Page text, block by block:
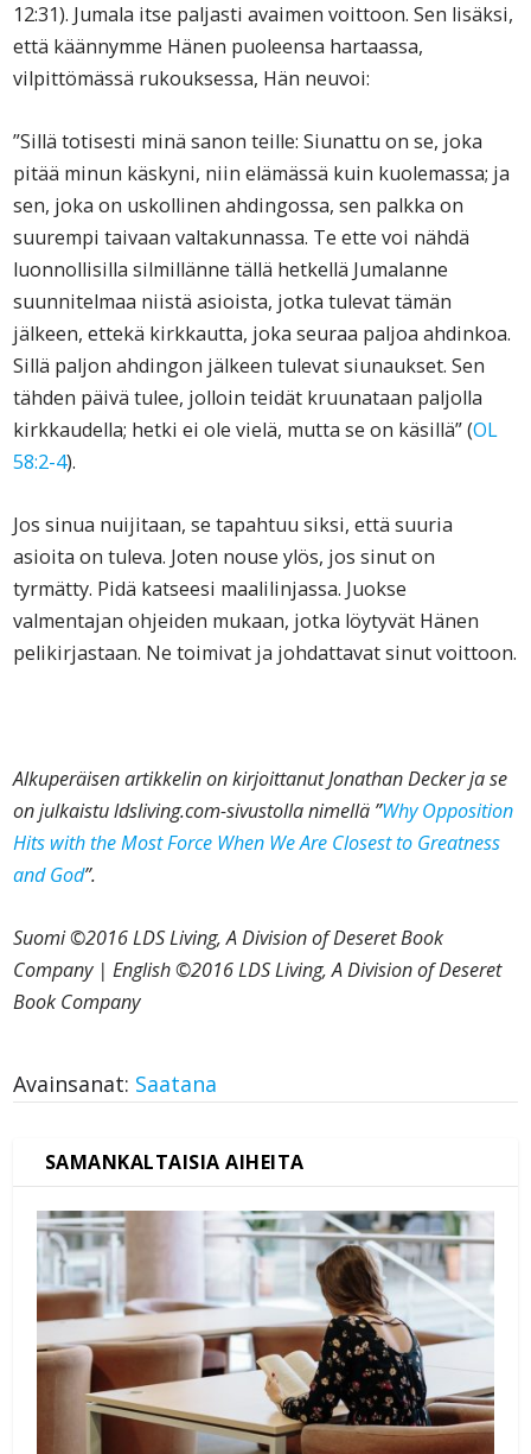
12:31). Jumala itse paljasti avaimen voittoon. Sen lisäksi,
että käännymme Hänen puoleensa hartaassa,
vilpittömässä rukouksessa, Hän neuvoi:
”Sillä totisesti minä sanon teille: Siunattu on se, joka
pitää minun käskyni, niin elämässä kuin kuolemassa; ja
sen, joka on uskollinen ahdingossa, sen palkka on
suurempi taivaan valtakunnassa. Te ette voi nähdä
luonnollisilla silmillänne tällä hetkellä Jumalanne
suunnitelmaa niistä asioista, jotka tulevat tämän
jälkeen, ettekä kirkkautta, joka seuraa paljoa ahdinkoa.
Sillä paljon ahdingon jälkeen tulevat siunaukset. Sen
tähden päivä tulee, jolloin teidät kruunataan paljolla
kirkkaudella; hetki ei ole vielä, mutta se on käsillä” (OL
58:2-4).
Jos sinua nuijitaan, se tapahtuu siksi, että suuria
asioita on tuleva. Joten nouse ylös, jos sinut on
tyrmätty. Pidä katseesi maalilinjassa. Juokse
valmentajan ohjeiden mukaan, jotka löytyvät Hänen
pelikirjastaan. Ne toimivat ja johdattavat sinut voittoon.
Alkuperäisen artikkelin on kirjoittanut Jonathan Decker ja se
on julkaistu ldsliving.com-sivustolla nimellä ”Why Opposition
Hits with the Most Force When We Are Closest to Greatness
and God”.
Suomi ©2016 LDS Living, A Division of Deseret Book
Company | English ©2016 LDS Living, A Division of Deseret
Book Company
Avainsanat: Saatana